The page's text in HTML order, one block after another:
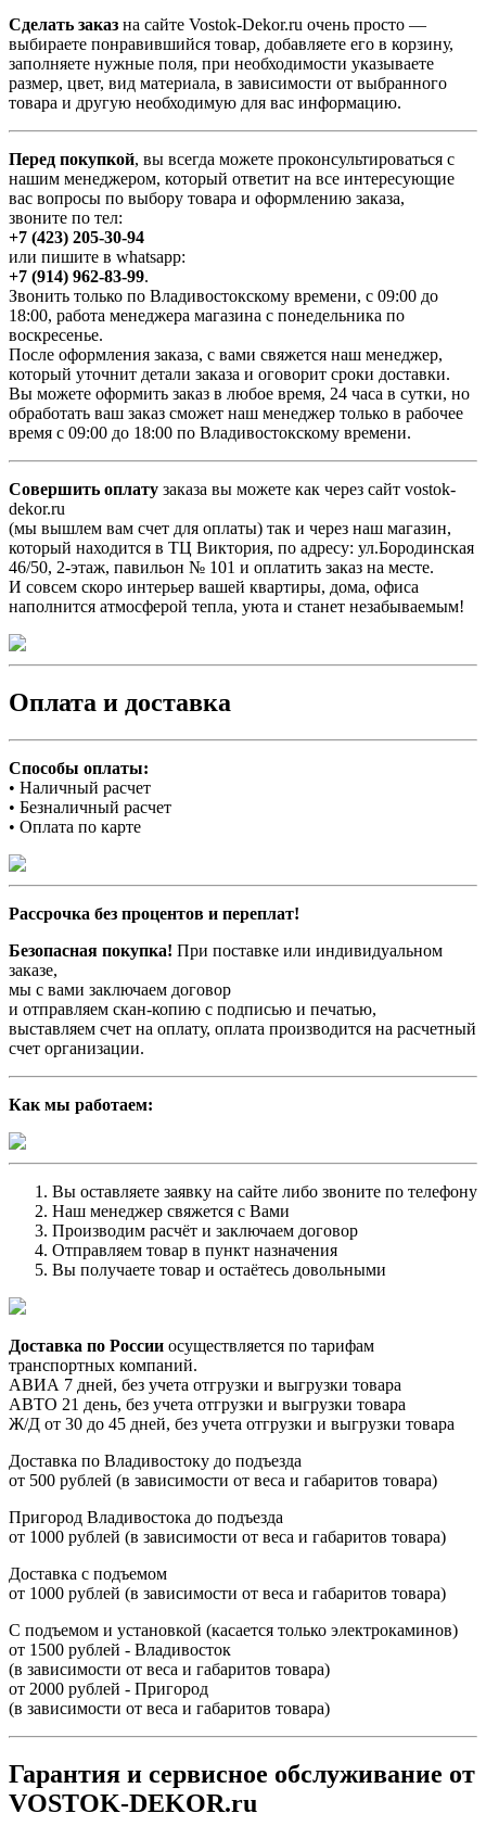
Сделать заказ на сайте Vostok-Dekor.ru очень просто —
выбираете понравившийся товар, добавляете его в корзину,
заполняете нужные поля, при необходимости указываете
размер, цвет, вид материала, в зависимости от выбранного
товара и другую необходимую для вас информацию.
Перед покупкой, вы всегда можете проконсультироваться с
нашим менеджером, который ответит на все интересующие
вас вопросы по выбору товара и оформлению заказа,
звоните по тел:
+7 (423) 205-30-94
или пишите в whatsapp:
+7 (914) 962-83-99.
Звонить только по Владивостокскому времени, с 09:00 до
18:00, работа менеджера магазина с понедельника по
воскресенье.
После оформления заказа, с вами свяжется наш менеджер,
который уточнит детали заказа и оговорит сроки доставки.
Вы можете оформить заказ в любое время, 24 часа в сутки, но
обработать ваш заказ сможет наш менеджер только в рабочее
время с 09:00 до 18:00 по Владивостокскому времени.
Совершить оплату заказа вы можете как через сайт vostok-
dekor.ru
(мы вышлем вам счет для оплаты) так и через наш магазин,
который находится в ТЦ Виктория, по адресу: ул.Бородинская
46/50, 2-этаж, павильон № 101 и оплатить заказ на месте.
И совсем скоро интерьер вашей квартиры, дома, офиса
наполнится атмосферой тепла, уюта и станет незабываемым!
Оплата и доставка
Способы оплаты:
• Наличный расчет
• Безналичный расчет
• Оплата по карте
Рассрочка без процентов и переплат!
Безопасная покупка! При поставке или индивидуальном
заказе,
мы с вами заключаем договор
и отправляем скан-копию с подписью и печатью,
выставляем счет на оплату, оплата производится на расчетный
счет организации.
Как мы работаем:
Вы оставляете заявку на сайте либо звоните по телефону
Наш менеджер свяжется с Вами
Производим расчёт и заключаем договор
Отправляем товар в пункт назначения
Вы получаете товар и остаётесь довольными
Доставка по России осуществляется по тарифам
транспортных компаний.
АВИА 7 дней, без учета отгрузки и выгрузки товара
АВТО 21 день, без учета отгрузки и выгрузки товара
Ж/Д от 30 до 45 дней, без учета отгрузки и выгрузки товара
Доставка по Владивостоку до подъезда
от 500 рублей (в зависимости от веса и габаритов товара)
Пригород Владивостока до подъезда
от 1000 рублей (в зависимости от веса и габаритов товара)
Доставка с подъемом
от 1000 рублей (в зависимости от веса и габаритов товара)
С подъемом и установкой (касается только электрокаминов)
от 1500 рублей - Владивосток
(в зависимости от веса и габаритов товара)
от 2000 рублей - Пригород
(в зависимости от веса и габаритов товара)
Гарантия и сервисное обслуживание от
VOSTOK-DEKOR.ru